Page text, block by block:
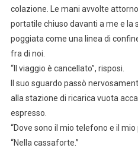
colazione. Le mani avvolte
portatile chiuso davanti a me e la
poggiata come una linea di
fra di noi.
“Il viaggio è cancellato”, risposi.
Il suo sguardo passò
alla stazione di ricarica vuota
espresso.
“Dove sono il mio telefono e il mio
“Nella cassaforte.”